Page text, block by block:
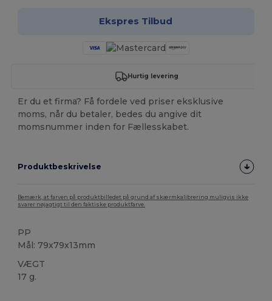
Ekspres Tilbud
Hurtig levering
Er du et firma? Få fordele ved priser eksklusive
moms, når du betaler, bedes du angive dit
momsnummer inden for Fællesskabet.
Produktbeskrivelse
Bemærk, at farven på produktbilledet på grund af skærmkalibrering muligvis ikke
svarer nøjagtigt til den faktiske produktfarve.
PP
Mål: 79x79x13mm
VÆGT
17 g.